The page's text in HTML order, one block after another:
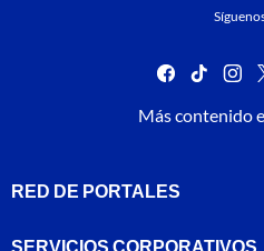
facebook
tiktok
Más contenido
RED DE PORTALES
SERVICIOS CORPORATIVOS